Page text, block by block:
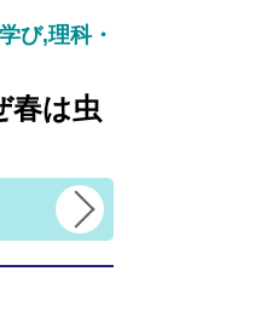
び,理科・
春は虫